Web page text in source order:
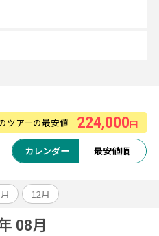
設備、厳選された機内食、
ンジが得意です！》
の周遊アレンジや、宿泊数の変
グレード・変更もお問い合わせ
ツアーの最安値 224,000円
カレンダー 最安値順
12月
08月